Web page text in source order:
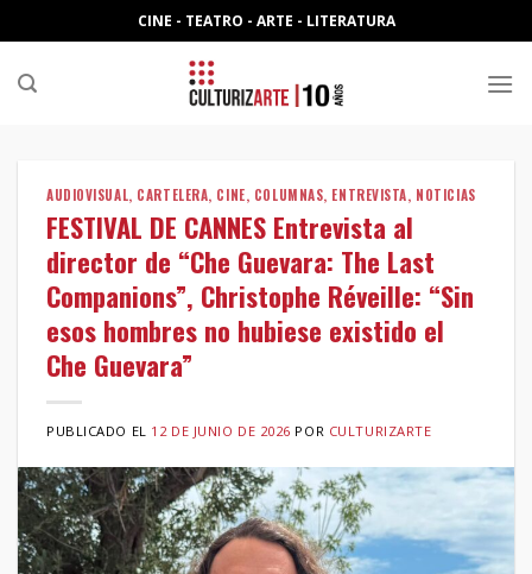
to
content
CINE - TEATRO - ARTE - LITERATURA
AUDIOVISUAL, CARTELERA, CINE, COLUMNAS, ENTREVISTA, NOTICIAS
FESTIVAL DE CANNES Entrevista al
director de “Che Guevara: The Last
Companions”, Christophe Réveille: “Sin
esos hombres no hubiese existido el
Che Guevara”
PUBLICADO EL 12 DE JUNIO DE 2026 POR CULTURIZARTE